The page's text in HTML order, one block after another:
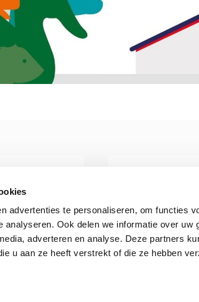
advertenties te personaliseren, om functies
analyseren. Ook delen we informatie over uw
adverteren en analyse. Deze partners
u aan ze heeft verstrekt of die ze hebben
bij de
Neem contact